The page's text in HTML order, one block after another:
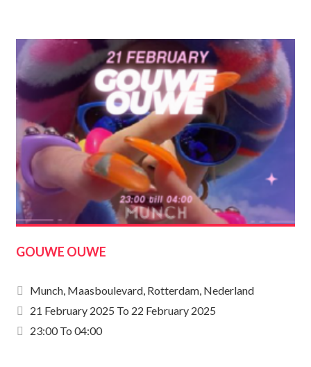
GOUWE OUWE
Munch, Maasboulevard, Rotterdam, Nederland
21 February 2025 To 22 February 2025
23:00 To 04:00